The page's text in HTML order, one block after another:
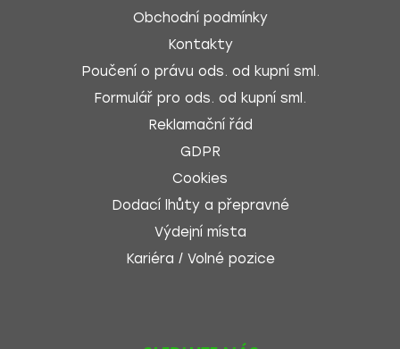
Obchodní podmínky
Kontakty
Poučení o právu ods. od kupní sml.
Formulář pro ods. od kupní sml.
Reklamační řád
GDPR
Cookies
Dodací lhůty a přepravné
Výdejní místa
Kariéra / Volné pozice